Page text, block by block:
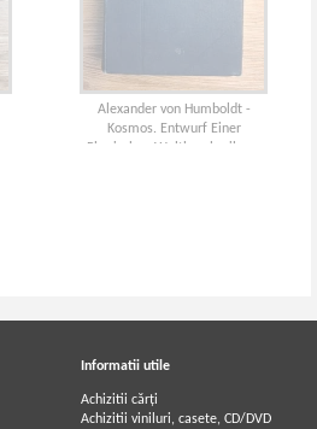
Alexander von Humboldt -
Kosmos. Entwurf Einer
Physischen Weltbeschreibung
Informatii utile
Achizitii cărți
Achizitii viniluri, casete, CD/DVD